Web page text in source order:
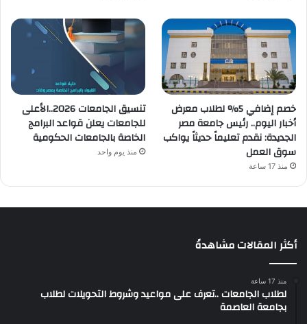
خصم إضافي 5% لطلاب معرض
أخبار اليوم.. رئيس جامعة مصر
الجديدة: نقدم تعليماً حديثاً يواكب
سوق العمل
منذ 17 ساعة
تنسيق الجامعات 2026..الأعلى
للجامعات يعلن قواعد البرامج
الخاصة بالجامعات الحكومية
منذ يوم واحد
أكثر المقالات مشاهدةً
منذ 17 ساعة
لطلاب الجامعات ..تعرف على مواعيد وشروط التحويلات لطلاب
بجامعة العاصمة